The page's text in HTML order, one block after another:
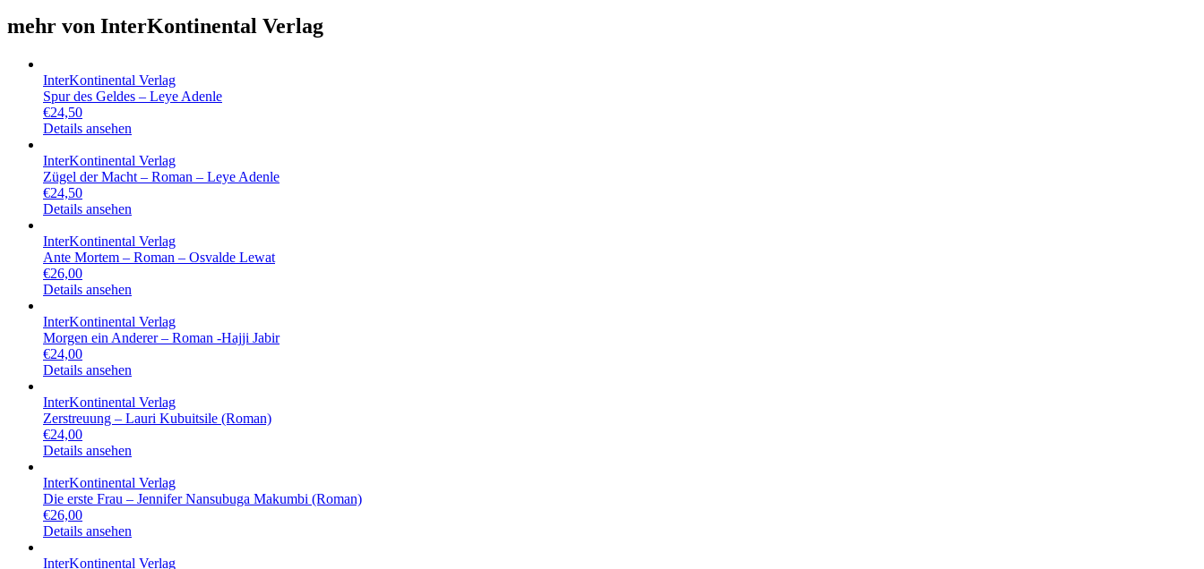
mehr von InterKontinental Verlag
InterKontinental Verlag
Spur des Geldes – Leye Adenle
€24,50
Details ansehen
InterKontinental Verlag
Zügel der Macht – Roman – Leye Adenle
€24,50
Details ansehen
InterKontinental Verlag
Ante Mortem – Roman – Osvalde Lewat
€26,00
Details ansehen
InterKontinental Verlag
Morgen ein Anderer – Roman -Hajji Jabir
€24,00
Details ansehen
InterKontinental Verlag
Zerstreuung – Lauri Kubuitsile (Roman)
€24,00
Details ansehen
InterKontinental Verlag
Die erste Frau – Jennifer Nansubuga Makumbi (Roman)
€26,00
Details ansehen
InterKontinental Verlag